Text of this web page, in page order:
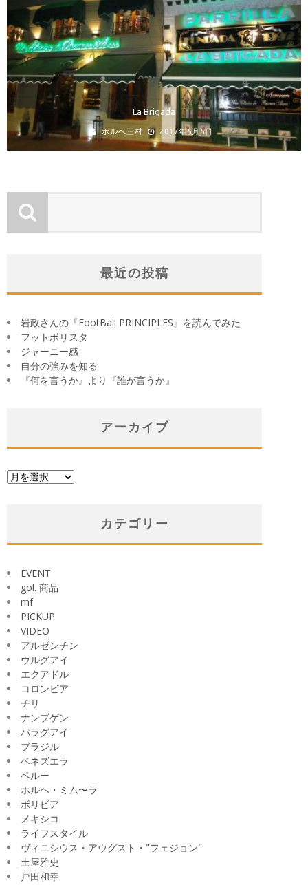
La Brigada
ホルヘ三村 2017年5月5日
最近の投稿
岩政さんの『FootBall PRINCIPLES』を読んでみた
フットボリスタ
ジャーニー感
自分の強みを知る
『何を言うか』より『誰が言うか』
アーカイブ
ア
カテゴリー
EVENT
gol. 商品
mf
PICKUP
VIDEO
アルゼンチン
ウルグアイ
エクアドル
コロンビア
チリ
ナンブゲン
パラグアイ
ブラジル
ベネズエラ
ペルー
ホルヘ・ミム〜ラ
ボリビア
メキシコ
ライフスタイル
ヴィニシウス・アウグスト・"フェジョン"
土屋雅史
戸田和幸